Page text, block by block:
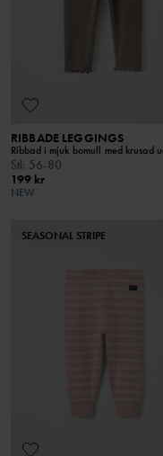
RIBBADE LEGGINGS
Ribbad i mjuk bomull med krusad
Stl: 56-80
199 kr
NEW
SEASONAL STRIPE